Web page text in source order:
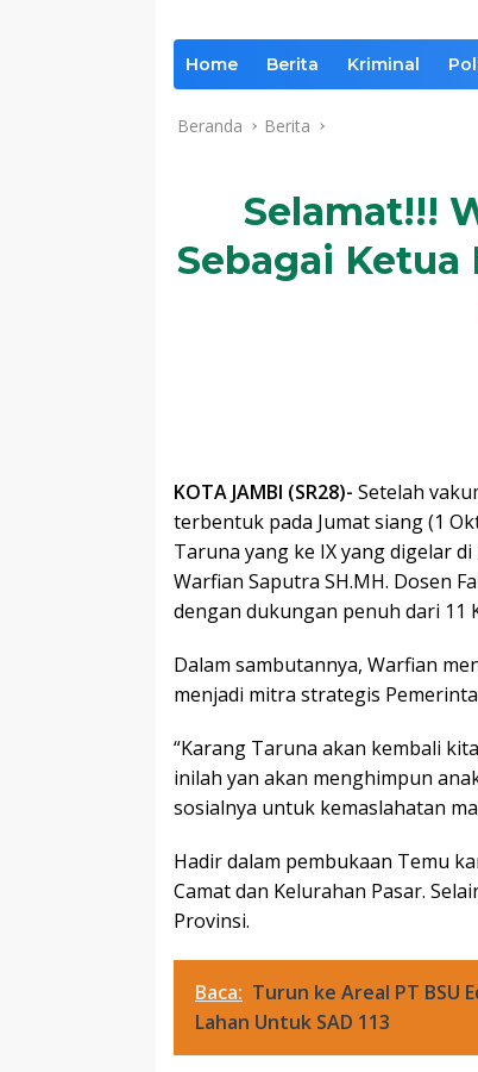
Home Berita Kriminal
Beranda Berita
Selamat!!!
Sebagai Ketua
KOTA JAMBI (SR28)- Setelah
terbentuk pada Jumat siang (1
Taruna yang ke IX yang digelar
Warfian Saputra SH.MH. Dosen
dengan dukungan penuh dari 11
Dalam sambutannya, Warfian
menjadi mitra strategis
“Karang Taruna akan kembali
inilah yan akan menghimpun
sosialnya untuk kemaslahatan
Hadir dalam pembukaan Temu
Camat dan Kelurahan Pasar.
Provinsi.
Baca: Turun ke Areal PT BSU
Lahan Untuk SAD 113